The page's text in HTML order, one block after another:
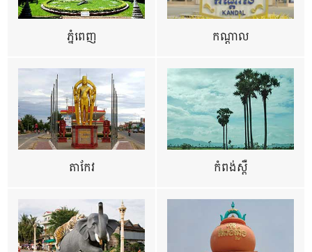
ភ្នំពេញ កណ្តាល
តាកែវ កំពង់ស្ពឺ